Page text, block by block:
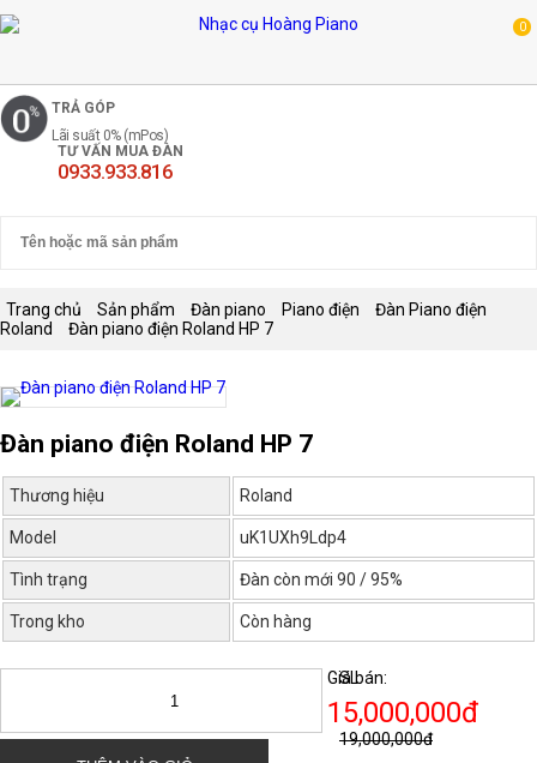
0
TRẢ GÓP
Lãi suất 0% (mPos)
TƯ VẤN MUA ĐÀN
0933.933.816
Trang chủ Sản phẩm Đàn piano Piano điện
Đàn Piano điện
Roland
Đàn piano điện Roland HP 7
Đàn piano điện Roland HP 7
Thương hiệu Roland
Model uK1UXh9Ldp4
Tình trạng Đàn còn mới 90 / 95%
Trong kho Còn hàng
SL:
Giá bán:
15,000,000đ
19,000,000đ